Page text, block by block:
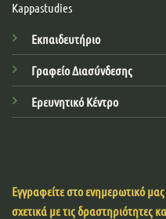
Kappastudies
Εκπαιδευτήριο
Γραφείο Διασύνδεσης
Ερευνητικό Κέντρο
Εγγραφείτε στο ενημερωτικό μας
σχετικά με τις δραστηριότητες